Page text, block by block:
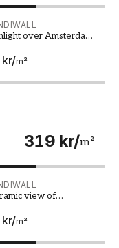
over Amsterdam
/m²
over
319 kr/m²
view of
District
Nuptse peaks
/m²
view of